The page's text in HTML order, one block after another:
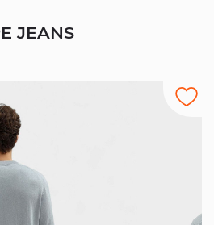
JEANS